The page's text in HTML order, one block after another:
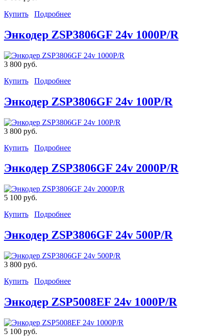
Купить
Подробнее
Энкодер ZSP3806GF 24v 1000P/R
3 800 руб.
Купить
Подробнее
Энкодер ZSP3806GF 24v 100P/R
3 800 руб.
Купить
Подробнее
Энкодер ZSP3806GF 24v 2000P/R
5 100 руб.
Купить
Подробнее
Энкодер ZSP3806GF 24v 500P/R
3 800 руб.
Купить
Подробнее
Энкодер ZSP5008EF 24v 1000P/R
5 100 руб.